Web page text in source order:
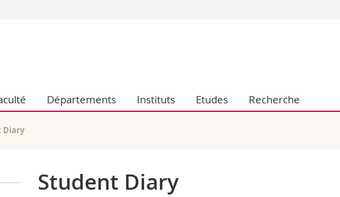
Lettres et sciences humaines
Sciences de l'éducation et de la formation
Sciences et médecine
Interfacultaire
Chercheurs
Collaborateurs
Départements Instituts Etudes Recherche
Diary
Student Diary